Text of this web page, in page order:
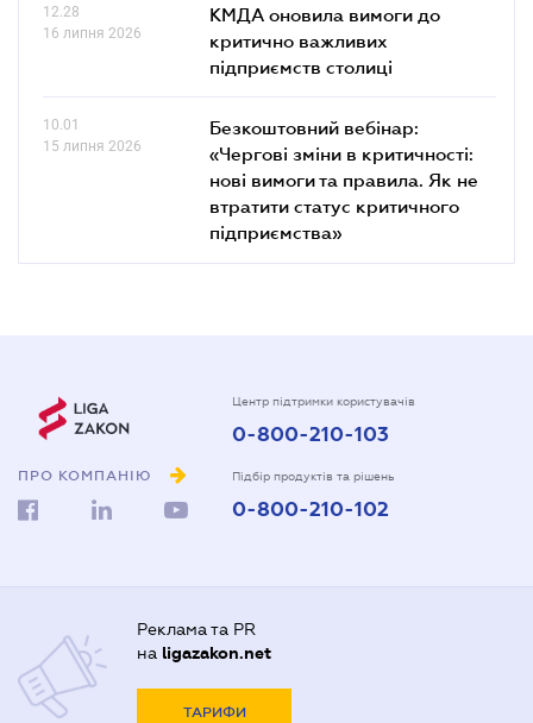
12.28
16 липня 2026
КМДА оновила вимоги до
критично важливих
підприємств столиці
10.01
15 липня 2026
Безкоштовний вебінар:
«Чергові зміни в критичності:
нові вимоги та правила. Як не
втратити статус критичного
підприємства»
ПРО КОМПАНІЮ
Центр підтримки користувачів
0-800-210-103
Підбір продуктів та рішень
0-800-210-102
Реклама та PR
на ligazakon.net
ТАРИФИ